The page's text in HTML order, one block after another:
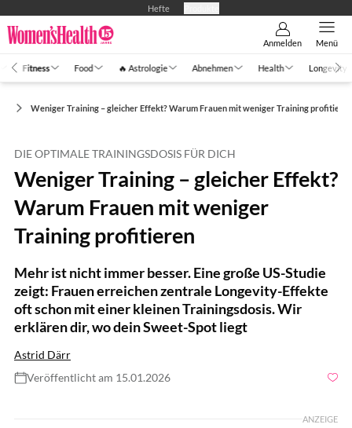
Hefte
Anmelden Menü
Fitness Food 🔥 Astrologie Abnehmen Health Longevity
Weniger Training – gleicher Effekt? Warum Frauen mit weniger Training profitieren
DIE OPTIMALE TRAININGSDOSIS FÜR DICH
Weniger Training – gleicher Effekt?
Warum Frauen mit weniger
Training profitieren
Mehr ist nicht immer besser. Eine große US-Studie
zeigt: Frauen erreichen zentrale Longevity-Effekte
oft schon mit einer kleinen Trainingsdosis. Wir
erklären dir, wo dein Sweet-Spot liegt
Astrid Därr
Veröffentlicht am 15.01.2026
ANZEIGE